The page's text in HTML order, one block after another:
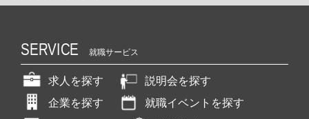
SERVICE 就職サービス
求人を探す
説明会を探す
企業を探す
就職イベントを探す